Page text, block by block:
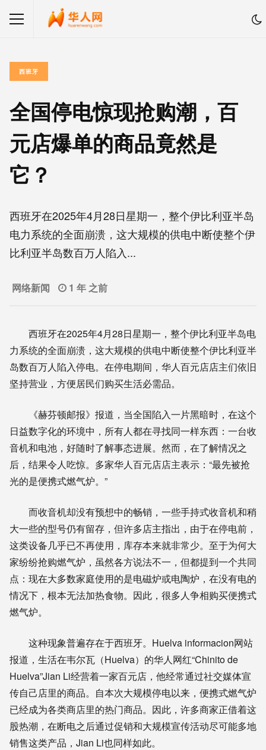
西班牙
全国停电惊现抢购潮，百
元店爆单的商品竟然是
它？
西班牙在2025年4月28日星期一，整个伊比利亚半岛
电力系统的全面崩溃，这大规模的供电中断使整个伊
比利亚半岛数百万人陷入...
网络新闻 1 年 之前
西班牙在2025年4月28日星期一，整个伊比利亚半岛电
力系统的全面崩溃，这大规模的供电中断使整个伊比利亚半
岛数百万人陷入停电。在停电期间，华人百元店店主们依旧
坚持营业，方便居民们购买生活必需品。
《赫芬顿邮报》报道，当全国陷入一片黑暗时，在这个
日益数字化的环境中，所有人都在寻找同一样东西：一台收
音机和电池，好随时了解事态进展。然而，在了解情况之
后，结果令人吃惊。多家华人百元店店主表示：“最先被抢
光的是便携式燃气炉。”
而收音机却没有预想中的畅销，一些手持式收音机和稍
大一些的型号仍有留存，但许多店主指出，由于在停电前，
这类设备几乎已不再使用，库存本来就非常少。至于为何大
家纷纷抢购燃气炉，虽然各方说法不一，但都提到一个共同
点：现在大多数家庭使用的是电磁炉或电陶炉，在没有电的
情况下，根本无法加热食物。因此，很多人争相购买便携式
燃气炉。
这种现象普遍存在于西班牙。Huelva informacion网站
报道，生活在韦尔瓦（Huelva）的华人网红“Chinito de
Huelva”Jian Li经营着一家百元店，他经常通过社交媒体宣
传自己店里的商品。自本次大规模停电以来，便携式燃气炉
已经成为各类商店里的热门商品。因此，许多商家正借着这
股热潮，在断电之后通过促销和大规模宣传活动尽可能多地
销售这类产品，Jian Li也同样如此。